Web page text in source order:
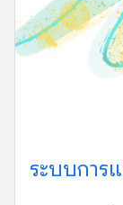
ระบบการ